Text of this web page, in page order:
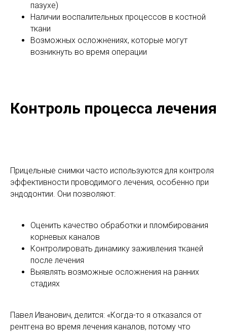
пазухе)
Наличии воспалительных процессов в костной
ткани
Возможных осложнениях, которые могут
возникнуть во время операции
Контроль процесса лечения
Прицельные снимки часто используются для контроля
эффективности проводимого лечения, особенно при
эндодонтии. Они позволяют:
Оценить качество обработки и пломбирования
корневых каналов
Контролировать динамику заживления тканей
после лечения
Выявлять возможные осложнения на ранних
стадиях
Павел Иванович, делится: «Когда-то я отказался от
рентгена во время лечения каналов, потому что